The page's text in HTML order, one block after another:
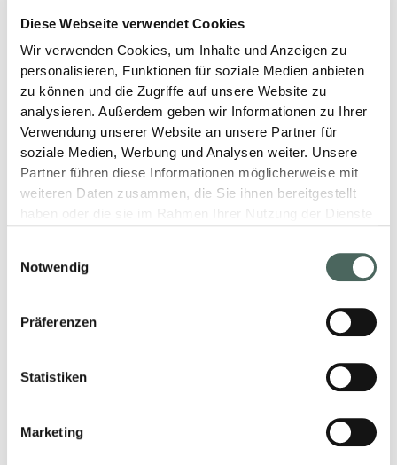
Diese Webseite verwendet Cookies
Wir verwenden Cookies, um Inhalte und Anzeigen zu
personalisieren, Funktionen für soziale Medien anbieten
zu können und die Zugriffe auf unsere Website zu
analysieren. Außerdem geben wir Informationen zu Ihrer
Verwendung unserer Website an unsere Partner für
soziale Medien, Werbung und Analysen weiter. Unsere
Partner führen diese Informationen möglicherweise mit
weiteren Daten zusammen, die Sie ihnen bereitgestellt
haben oder die sie im Rahmen Ihrer Nutzung der Dienste
Notwendig
Präferenzen
Statistiken
Marketing